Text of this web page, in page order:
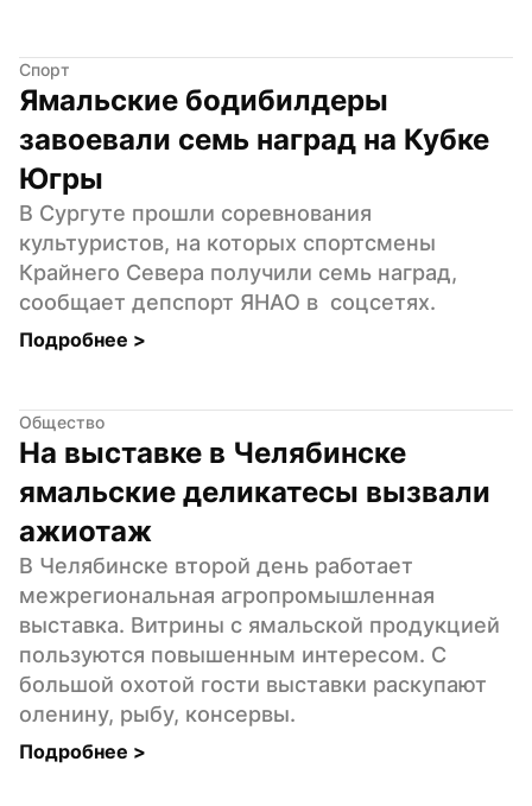
Спорт
Ямальские бодибилдеры
завоевали семь наград на Кубке
Югры
В Сургуте прошли соревнования
культуристов, на которых спортсмены
Крайнего Севера получили семь наград,
сообщает депспорт ЯНАО в  соцсетях.
Подробнее >
Общество
На выставке в Челябинске
ямальские деликатесы вызвали
ажиотаж
В Челябинске второй день работает
межрегиональная агропромышленная
выставка. Витрины с ямальской продукцией
пользуются повышенным интересом. С
большой охотой гости выставки раскупают
оленину, рыбу, консервы.
Подробнее >